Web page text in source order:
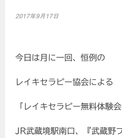
2017年9月17日
今日は月に一回、恒例の
レイキセラピー協会による
「レイキセラピー無料体験
JR武蔵境駅南口、『武蔵野